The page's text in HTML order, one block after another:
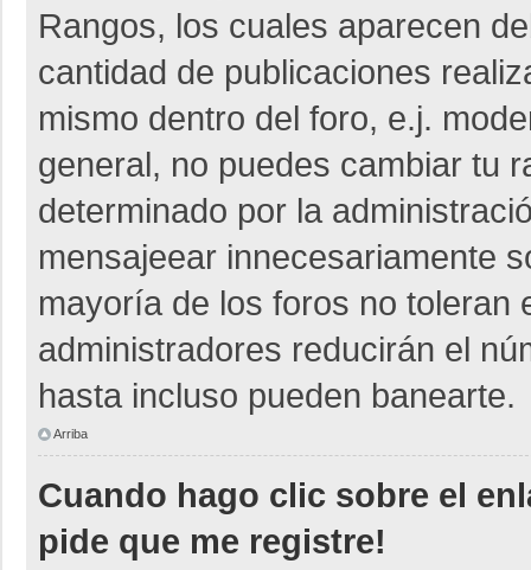
Rangos, los cuales aparecen
cantidad de publicaciones
mismo dentro del foro, e.j.
general, no puedes cambiar tu
determinado por la
mensajeear innecesariamente
mayoría de los foros no toleran
administradores reducirán el
hasta incluso pueden banearte.
Arriba
Cuando hago clic sobre el
pide que me registre!